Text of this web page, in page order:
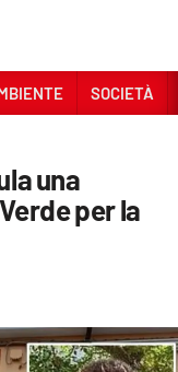
SOCIETÀ
una
per la